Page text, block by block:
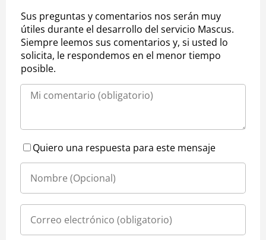
Sus preguntas y comentarios nos serán muy
útiles durante el desarrollo del servicio Mascus.
Siempre leemos sus comentarios y, si usted lo
solicita, le respondemos en el menor tiempo
posible.
Quiero una respuesta para este mensaje